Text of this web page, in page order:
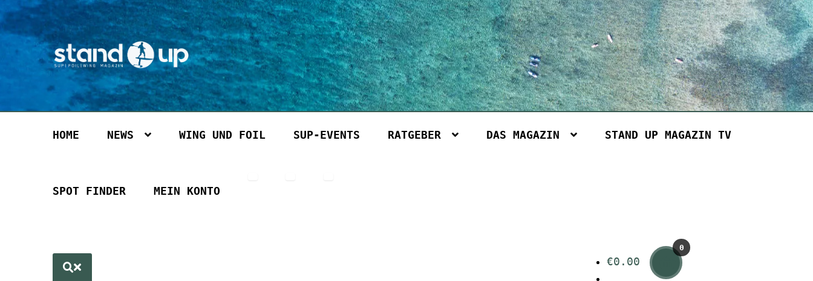
Zur
Navigation
springen
Zum
Inhalt
springen
HOME NEWS WING UND FOIL SUP-EVENTS RATGEBER DAS MAGAZIN STAND UP MAGAZIN TV
SPOT FINDER MEIN KONTO
€0.00
0
Art